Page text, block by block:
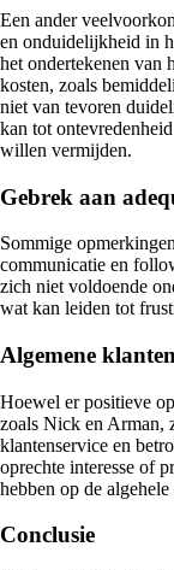
Een ander
en onduidelijkheid in
het ondertekenen van
kosten, zoals
niet van tevoren
kan tot
willen vermijden.
Gebrek aan
Sommige
communicatie en
zich niet voldoende
wat kan leiden tot
Algemene
Hoewel er positieve
zoals Nick en Arman,
klantenservice en
oprechte interesse of
hebben op de
Conclusie